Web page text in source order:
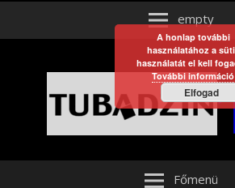
empty
Főmenü
A honlap további
használatához a
használatát el kell
További információ
Elfogad